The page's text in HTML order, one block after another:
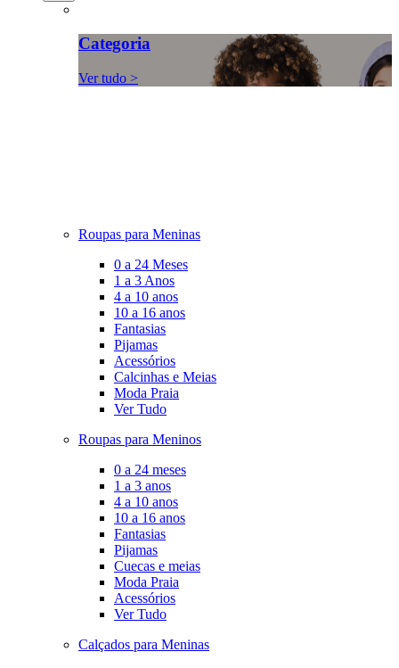
Categoria
Ver tudo >
Roupas para Meninas
0 a 24 Meses
1 a 3 Anos
4 a 10 anos
10 a 16 anos
Fantasias
Pijamas
Acessórios
Calcinhas e Meias
Moda Praia
Ver Tudo
Roupas para Meninos
0 a 24 meses
1 a 3 anos
4 a 10 anos
10 a 16 anos
Fantasias
Pijamas
Cuecas e meias
Moda Praia
Acessórios
Ver Tudo
Calçados para Meninas